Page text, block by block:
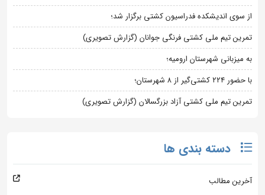
از سوی اندیشکده فدراسیون کشتی برگزار شد؛
تمرین تیم ملی کشتی فرنگی جوانان (گزارش تصویری)
به میزبانی شهرستان ارومیه؛
با حضور ۲۲۴ کشتی‌گیر از ۸ شهرستان؛
تمرین تیم ملی کشتی آزاد بزرگسالان (گزارش تصویری)
دسته بندی ها
آخرین مطالب